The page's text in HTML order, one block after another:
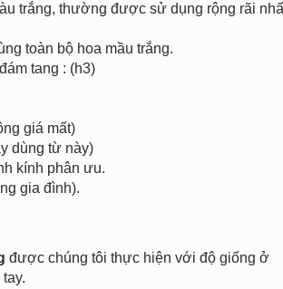
trắng, thường được sử dụng rộng rãi
toàn bộ hoa mầu trắng.
tang : (h3)
giá mất)
dùng từ này)
kính phân ưu.
gia đình).
được chúng tôi thực hiện với độ giống ở